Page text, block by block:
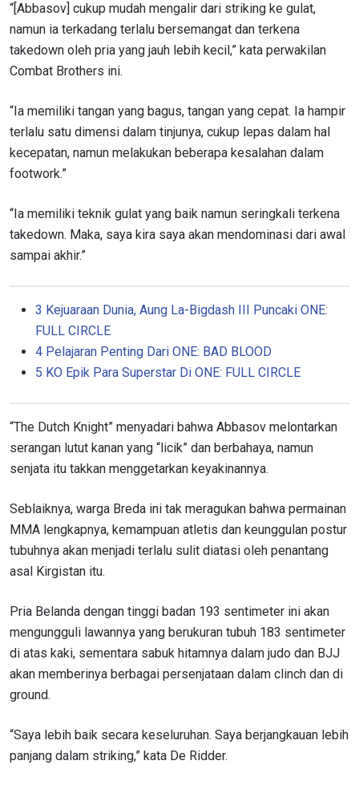
“[Abbasov] cukup mudah mengalir dari striking ke gulat,
namun ia terkadang terlalu bersemangat dan terkena
takedown oleh pria yang jauh lebih kecil,” kata perwakilan
Combat Brothers ini.
“Ia memiliki tangan yang bagus, tangan yang cepat. Ia hampir
terlalu satu dimensi dalam tinjunya, cukup lepas dalam hal
kecepatan, namun melakukan beberapa kesalahan dalam
footwork.”
“Ia memiliki teknik gulat yang baik namun seringkali terkena
takedown. Maka, saya kira saya akan mendominasi dari awal
sampai akhir.”
3 Kejuaraan Dunia, Aung La-Bigdash III Puncaki ONE:
FULL CIRCLE
4 Pelajaran Penting Dari ONE: BAD BLOOD
5 KO Epik Para Superstar Di ONE: FULL CIRCLE
“The Dutch Knight” menyadari bahwa Abbasov melontarkan
serangan lutut kanan yang “licik” dan berbahaya, namun
senjata itu takkan menggetarkan keyakinannya.
Seblaiknya, warga Breda ini tak meragukan bahwa permainan
MMA lengkapnya, kemampuan atletis dan keunggulan postur
tubuhnya akan menjadi terlalu sulit diatasi oleh penantang
asal Kirgistan itu.
Pria Belanda dengan tinggi badan 193 sentimeter ini akan
mengungguli lawannya yang berukuran tubuh 183 sentimeter
di atas kaki, sementara sabuk hitamnya dalam judo dan BJJ
akan memberinya berbagai persenjataan dalam clinch dan di
ground.
“Saya lebih baik secara keseluruhan. Saya berjangkauan lebih
panjang dalam striking,” kata De Ridder.